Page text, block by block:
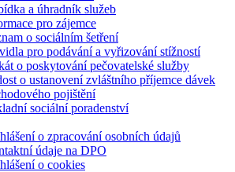
a úhradník služeb
pro zájemce
o sociálním šetření
pro podávání a vyřizování stížností
o poskytování pečovatelské služby
o ustanovení zvláštního příjemce dávek
pojištění
sociální poradenství
o zpracování osobních údajů
údaje na DPO
o cookies